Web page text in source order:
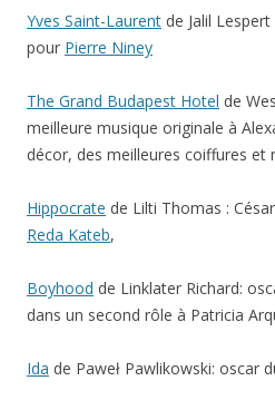
Yves Saint-Laurent de Jalil
pour Pierre Niney
The Grand Budapest Hotel de
meilleure musique originale à
décor, des meilleures coiffures et
Hippocrate de Lilti Thomas :
Reda Kateb,
Boyhood de Linklater Richard:
dans un second rôle à Patricia
Ida de Paweł Pawlikowski: oscar